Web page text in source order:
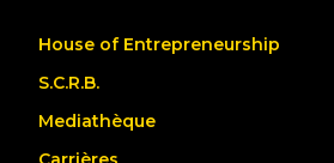
House of Entrepreneurship
S.C.R.B.
Mediathèque